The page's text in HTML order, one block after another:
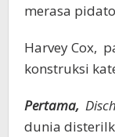
merasa
Harvey Cox,
konstruksi
Pertama,
dunia